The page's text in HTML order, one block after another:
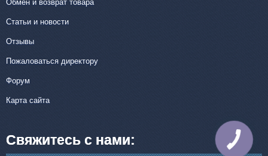
Обмен и возврат товара
Статьи и новости
Отзывы
Пожаловаться директору
Форум
Карта сайта
Свяжитесь с нами:
КНОПКА
СВЯЗИ